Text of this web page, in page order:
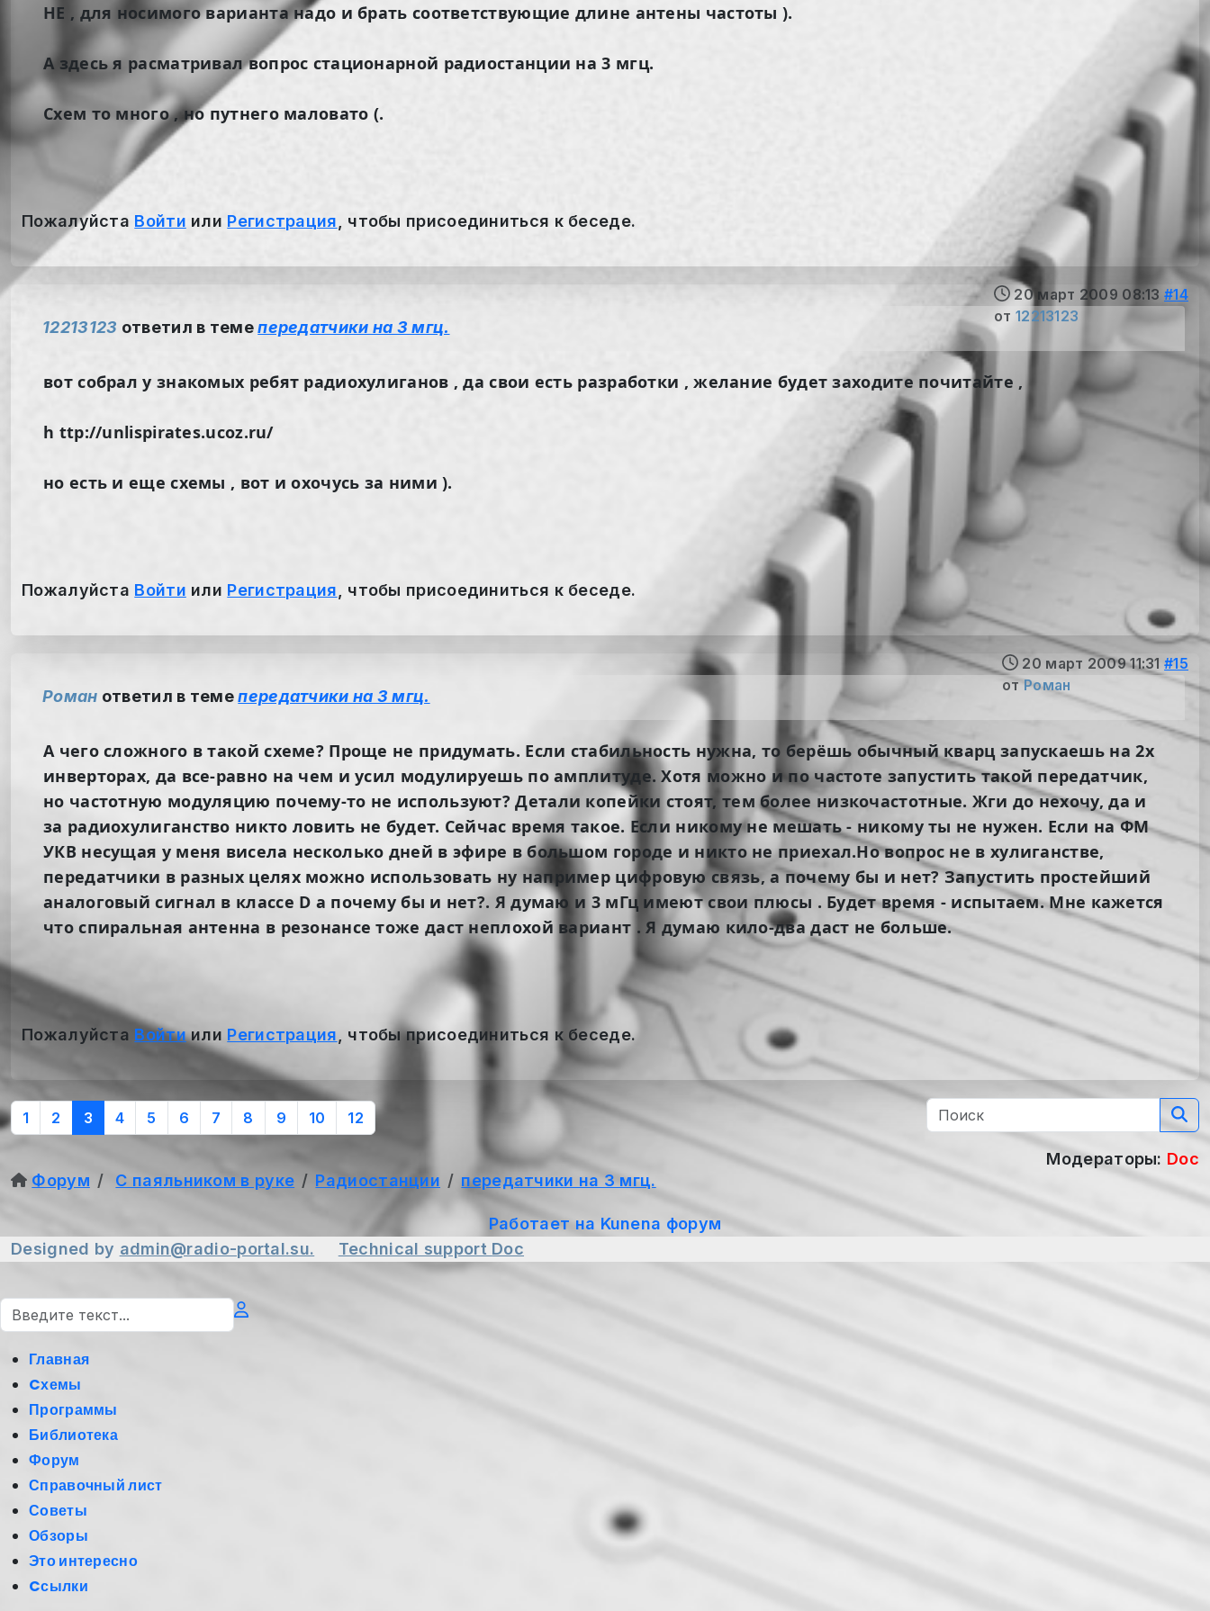
НЕ , для носимого варианта надо и брать соответствующие длине антены частоты ).
А здесь я расматривал вопрос стационарной радиостанции на 3 мгц.
Схем то много , но путнего маловато (.
Пожалуйста Войти или Регистрация , чтобы присоединиться к беседе.
20 март 2009 08:13 #14
от 12213123
12213123 ответил в темепередатчики на 3 мгц.
вот собрал у знакомых ребят радиохулиганов , да свои есть разработки , желание будет заходите почитайте ,
h ttp://unlispirates.ucoz.ru/
но есть и еще схемы , вот и охочусь за ними ).
Пожалуйста Войти или Регистрация , чтобы присоединиться к беседе.
20 март 2009 11:31 #15
отРоман
Роман ответил в темепередатчики на 3 мгц.
А чего сложного в такой схеме? Проще не придумать. Если стабильность нужна, то берёшь обычный кварц запускаешь на 2х
инверторах, да все-равно на чем и усил модулируешь по амплитуде. Хотя можно и по частоте запустить такой передатчик,
но частотную модуляцию почему-то не используют? Детали копейки стоят, тем более низкочастотные. Жги до нехочу, да и
за радиохулиганство никто ловить не будет. Сейчас время такое. Если никому не мешать - никому ты не нужен. Если на ФМ
УКВ несущая у меня висела несколько дней в эфире в большом городе и никто не приехал.Но вопрос не в хулиганстве,
передатчики в разных целях можно использовать ну например цифровую связь, а почему бы и нет? Запустить простейший
аналоговый сигнал в классе D а почему бы и нет?. Я думаю и 3 мГц имеют свои плюсы . Будет время - испытаем. Мне кажется
что спиральная антенна в резонансе тоже даст неплохой вариант . Я думаю кило-два даст не больше.
Пожалуйста Войтиили Регистрация , чтобы присоединиться к беседе.
1 2 3 4 5 6 7 8 9 10 12
Модераторы: Doc
Форум
С паяльником в руке Радиостанции передатчики на 3 мгц.
Работает на Kunena форум
Designed by admin@radio-portal.su. Technical support Doc
Поиск
Главная
Cхемы
Программы
Библиотека
Форум
Справочный лист
Советы
Обзоры
Это интересно
Cсылки